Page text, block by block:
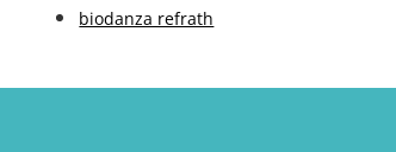
biodanza refrath